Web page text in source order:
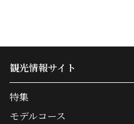
観光情報サイト
特集
モデルコース